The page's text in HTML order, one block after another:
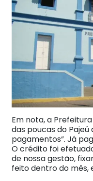
Em nota, a
das poucas do
pagamentos”. Já
O crédito foi
de nossa gestão,
feito dentro do mês,